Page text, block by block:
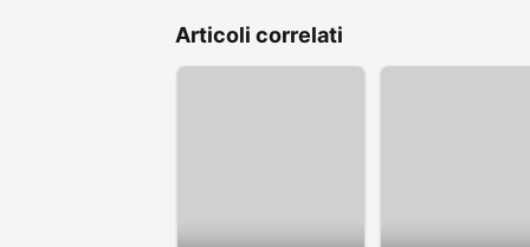
Articoli correlati